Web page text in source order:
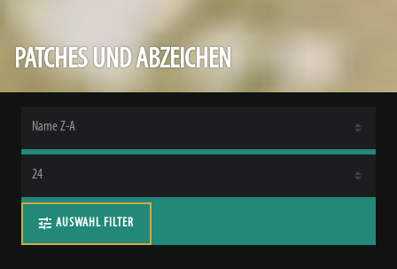
PATCHES UND ABZEICHEN
AUSWAHL FILTER